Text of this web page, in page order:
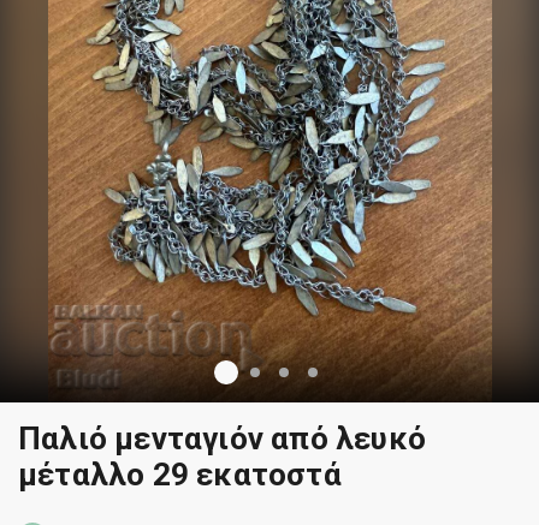
Παλιό μενταγιόν από λευκό
μέταλλο 29 εκατοστά